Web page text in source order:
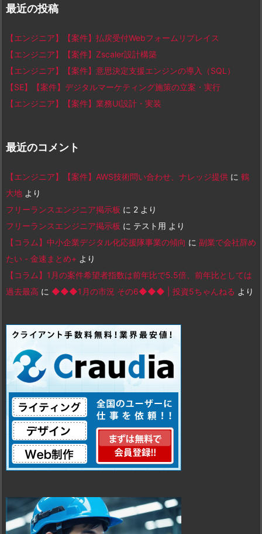
最近の投稿
【エンジニア】【案件】払戻受付Webフォームリプレイス
【エンジニア】【案件】Zscaler設計構築
【エンジニア】【案件】意思決定支援エンジンの導入（SQL）
【SE】【案件】デジタルマーケティング施策の立案・実行
【エンジニア】【案件】業務UI設計・実装
最近のコメント
【エンジニア】【案件】AWS技術問い合わせ、ナレッジ提供 に 鶴
大地 より
フリーランスエンジニア掲示板 に 2 より
フリーランスエンジニア掲示板 に テスト用 より
【コラム】中小企業デジタル化応援隊事業の傾向 に 副業で会社辞め
たい - 金速まとめ+ より
【コラム】1月の案件希望者指数は前年比で5.5倍、前年比としては
過去最高 に ◆◆◆1月の市況 その6◆◆◆ | 投資5ちゃんねる より